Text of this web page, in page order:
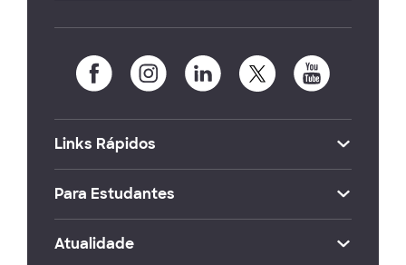
Links Rápidos
Para Estudantes
Atualidade